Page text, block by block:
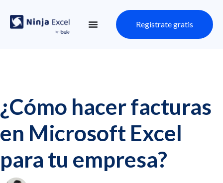
Registrate gratis
¿Cómo hacer facturas
en Microsoft Excel
para tu empresa?